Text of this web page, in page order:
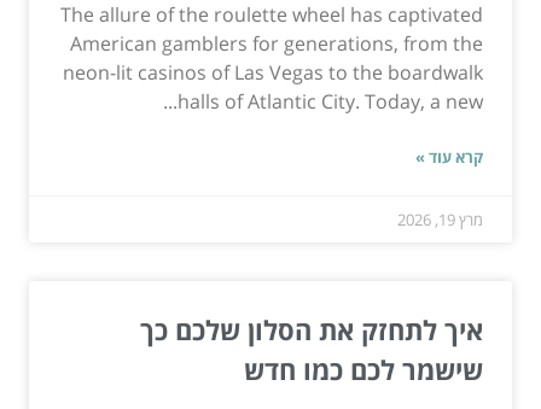
The allure of the roulette wheel has captivated
American gamblers for generations, from the
neon-lit casinos of Las Vegas to the boardwalk
halls of Atlantic City. Today, a new...
קרא עוד »
מרץ 19, 2026
איך לתחזק את הסלון שלכם כך
שישמר לכם כמו חדש